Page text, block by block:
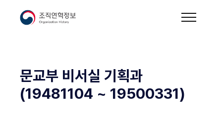
문교부 비서실 기획과
(19481104 ~ 19500331)